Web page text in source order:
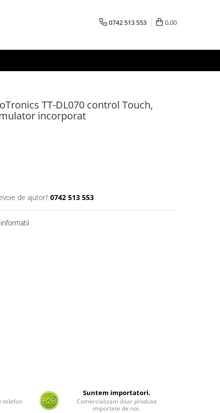
0742 513 553 0,00
TT-DL070 control Touch,
incorporat
de ajutor? 0742 513 553
telefon
Suntem importatori.
Comercializam doar produse
importate de noi.